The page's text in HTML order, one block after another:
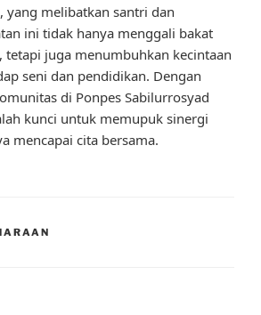
yang melibatkan santri dan
ini tidak hanya menggali bakat
tetapi juga menumbuhkan kecintaan
seni dan pendidikan. Dengan
di Ponpes Sabilurrosyad
kunci untuk memupuk sinergi
mencapai cita bersama.